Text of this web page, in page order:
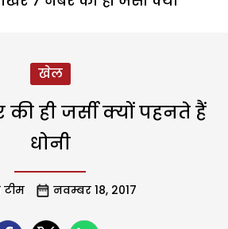
खेल
ही जर्सी क्यों पहनते हैं
धोनी
टीम नवम्बर 18, 2017